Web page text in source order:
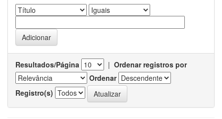
Resultados/Página | Ordenar registros por
Ordenar
Registro(s)